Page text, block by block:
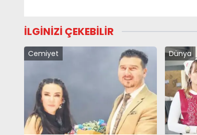
İLGİNİZİ ÇEKEBİLİR
Cemiyet Dünya